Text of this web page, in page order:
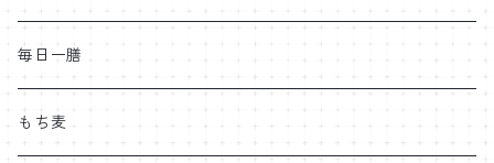
毎日一膳
もち麦